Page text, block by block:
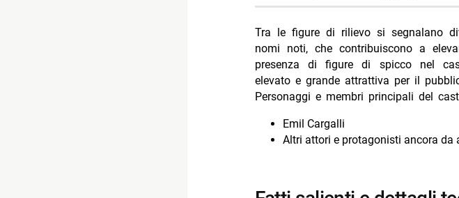
Tra le figure di rilievo si segnalano
nomi noti, che contribuiscono a
presenza di figure di spicco nel
elevato e grande attrattiva per il
Personaggi e membri principali del
Emil Cargalli
Altri attori e protagonisti ancora da